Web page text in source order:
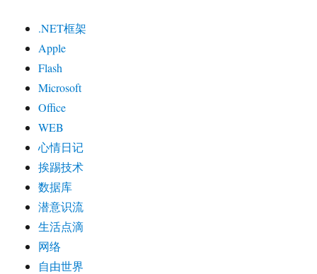
.NET框架
Apple
Flash
Microsoft
Office
WEB
心情日记
挨踢技术
数据库
潜意识流
生活点滴
网络
自由世界